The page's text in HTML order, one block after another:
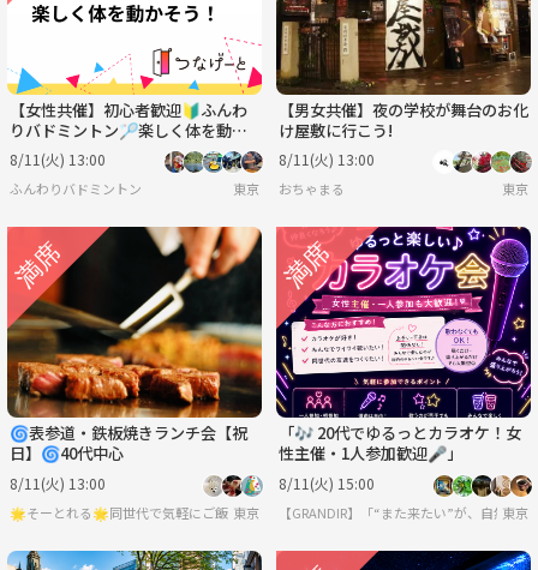
【女性共催】初心者歓迎🔰ふんわ
りバドミントン🏸楽しく体を動か
そう！
8/11(火) 13:00
ふんわりバドミントン 東京
【男女共催】夜の学校が舞台のお化
け屋敷に行こう!
8/11(火) 13:00
おちゃまる 東京
🌀表参道・鉄板焼きランチ会【祝
日】🌀40代中心
8/11(火) 13:00
🌟そーとれる🌟同世代で気軽にご飯会東京
「🎶 20代でゆるっとカラオケ！女
性主催・1人参加歓迎🎤」
8/11(火) 15:00
【GRANDIR】「“また来たい”が、自然と
東京